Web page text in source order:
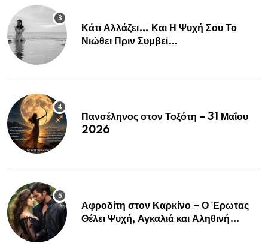
Κάτι Αλλάζει… Και Η Ψυχή Σου Το
Νιώθει Πριν Συμβεί…
Πανσέληνος στον Τοξότη – 31 Μαΐου
2026
Αφροδίτη στον Καρκίνο – Ο Έρωτας
Θέλει Ψυχή, Αγκαλιά και Αληθινή